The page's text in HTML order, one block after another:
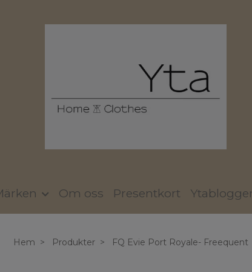
Om oss Presentkort
Hem Produkter FQ Evie Port Royale- Freequent